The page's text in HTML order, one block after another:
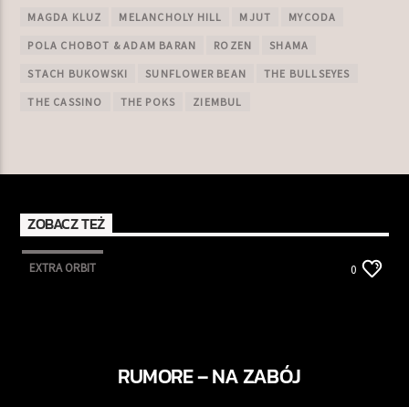
MAGDA KLUZ MELANCHOLY HILL MJUT MYCODA
POLA CHOBOT & ADAM BARAN ROZEN SHAMA
STACH BUKOWSKI SUNFLOWER BEAN THE BULLSEYES
THE CASSINO THE POKS ZIEMBUL
ZOBACZ TEŻ
EXTRA ORBIT 0
RUMORE – NA ZABÓJ